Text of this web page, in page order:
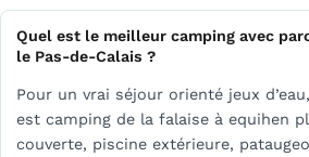
Quel est le meilleur camping avec
le Pas-de-Calais ?
Pour un vrai séjour orienté jeux
est camping de la falaise à equihen
couverte, piscine extérieure,